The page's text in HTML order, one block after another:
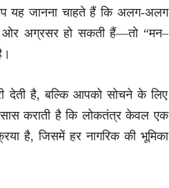
जानना चाहते हैं कि अलग-अलग
ओर अग्रसर हो सकती हैं—तो “मन–
है, बल्कि आपको सोचने के लिए
कराती है कि लोकतंत्र केवल एक
है, जिसमें हर नागरिक की भूमिका